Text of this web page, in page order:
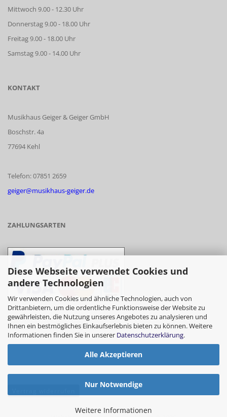
Diese Webseite verwendet Cookies und
andere Technologien
Wir verwenden Cookies und ähnliche Technologien, auch von
Drittanbietern, um die ordentliche Funktionsweise der Website zu
gewährleisten, die Nutzung unseres Angebotes zu analysieren und
Ihnen ein bestmögliches Einkaufserlebnis bieten zu können. Weitere
Informationen finden Sie in unserer Datenschutzerklärung.
Alle Akzeptieren
Nur Notwendige
Weitere Informationen
Mittwoch 9.00 - 12.30 Uhr
Donnerstag 9.00 - 18.00 Uhr
Freitag 9.00 - 18.00 Uhr
Samstag 9.00 - 14.00 Uhr
KONTAKT
Musikhaus Geiger & Geiger GmbH
Boschstr. 4a
77694 Kehl
Telefon: 07851 2659
geiger@musikhaus-geiger.de
ZAHLUNGSARTEN
- Vorkasse/Überweisung
- Barzahlung bei Abholung